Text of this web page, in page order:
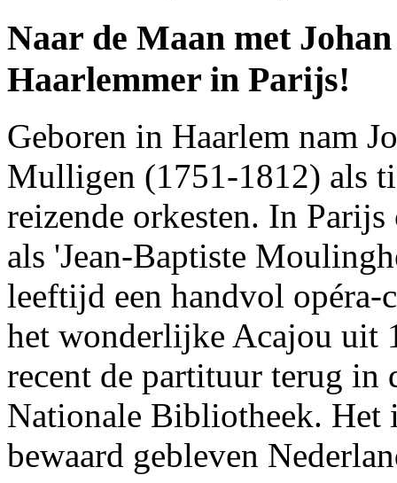
Naar de Maan met
Haarlemmer in Parijs!
Geboren in Haarlem nam
Mulligen (1751-1812) als
reizende orkesten. In
als 'Jean-Baptiste
leeftijd een handvol opéra-
het wonderlijke Acajou uit
recent de partituur terug in
Nationale Bibliotheek. Het
bewaard gebleven